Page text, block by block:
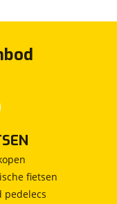
fietsen
pedelecs